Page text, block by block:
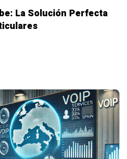
La Solución Perfecta